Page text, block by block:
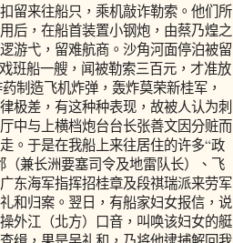
来往船只，乘机敲诈勒索。他们所
后，在船首装置小钢炮，由蔡乃煌之
游弋，留难航商。沙角河面停泊被留
班船一艘，闻被勒索三百元，才准放
制造飞机炸弹，轰炸莫荣新桂军，
极差，有这种种表现，故被人认为刺
中与上横档炮台台长张善文因分赃而
。于是在我船上来往居住的许多“政
兼长洲要塞司令及地雷队长）、飞
东海军指挥招桂章及段祺瑞派来劳军
和归案。翌日，有船家妇女报信，说
外江（北方）口音，叫唤该妇女的艇